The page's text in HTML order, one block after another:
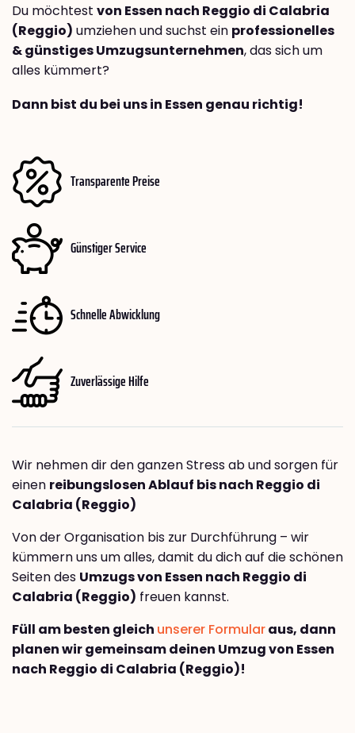
Du möchtest von Essen nach Reggio di Calabria
(Reggio) umziehen und suchst ein professionelles
& günstiges Umzugsunternehmen, das sich um
alles kümmert?
Dann bist du bei uns in Essen genau richtig!
Transparente Preise
Günstiger Service
Schnelle Abwicklung
Zuverlässige Hilfe
Wir nehmen dir den ganzen Stress ab und sorgen für
einen reibungslosen Ablauf bis nach Reggio di
Calabria (Reggio)
Von der Organisation bis zur Durchführung – wir
kümmern uns um alles, damit du dich auf die schönen
Seiten des Umzugs von Essen nach Reggio di
Calabria (Reggio) freuen kannst.
Füll am besten gleich unserer Formularaus, dann
planen wir gemeinsam deinen Umzug von Essen
nach Reggio di Calabria (Reggio)!